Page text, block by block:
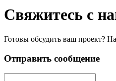
Свяжитесь с
Готовы обсудить ваш проект?
Отправить сообщение